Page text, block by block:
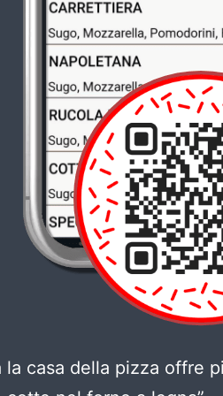
la casa della pizza offre